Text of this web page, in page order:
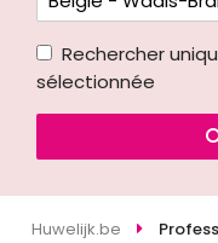
Rechercher
sélectionnée
Huwelijk.be